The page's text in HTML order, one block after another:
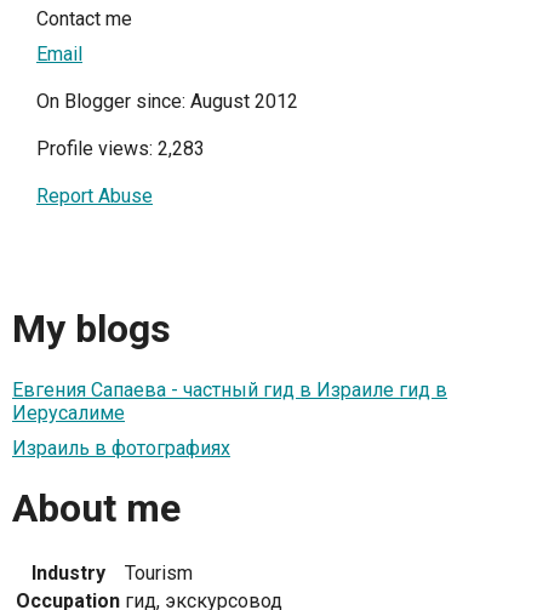
Contact me
Email
On Blogger since: August 2012
Profile views: 2,283
Report Abuse
My blogs
Евгения Сапаева - частный гид в Израиле гид в
Иерусалиме
Израиль в фотографиях
About me
Industry
Tourism
Occupation гид, экскурсовод